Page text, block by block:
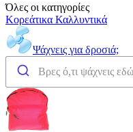
Όλες οι κατηγορίες
Κορεάτικα Καλλυντικά
Ψάχνεις για δροσιά;